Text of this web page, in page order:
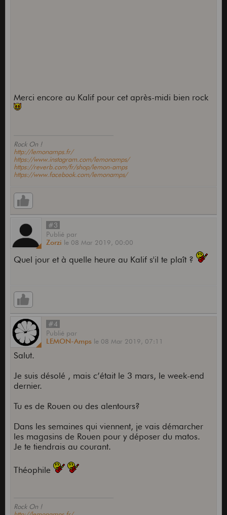
Merci encore au Kalif pour cet après-midi bien rock
Rock On !
http://lemonamps.fr/
https://www.instagram.com/lemonamps/
https://reverb.com/fr/shop/lemon-amps
https://www.facebook.com/lemonamps/
#3
Publié par
Zorzi le 08 Mar 2019, 00:00
Quel jour et à quelle heure au Kalif s'il te plaît ?
#4
Publié par
LEMON-Amps le 08 Mar 2019, 07:11
Salut.
Je suis désolé , mais c’était le 3 mars, le week-end
dernier.
Tu es de Rouen ou des alentours?
Dans les semaines qui viennent, je vais démarcher
les magasins de Rouen pour y déposer du matos.
Je te tiendrais au courant.
Théophile
Rock On !